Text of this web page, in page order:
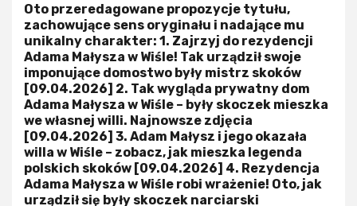
Oto przeredagowane propozycje tytułu,
zachowujące sens oryginału i nadające mu
unikalny charakter: 1. Zajrzyj do rezydencji
Adama Małysza w Wiśle! Tak urządził swoje
imponujące domostwo były mistrz skoków
[09.04.2026] 2. Tak wygląda prywatny dom
Adama Małysza w Wiśle – były skoczek mieszka
we własnej willi. Najnowsze zdjęcia
[09.04.2026] 3. Adam Małysz i jego okazała
willa w Wiśle – zobacz, jak mieszka legenda
polskich skoków [09.04.2026] 4. Rezydencja
Adama Małysza w Wiśle robi wrażenie! Oto, jak
urządził się były skoczek narciarski